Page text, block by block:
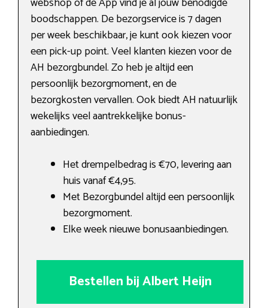
boodschappen. De bezorgservice is 7 dagen
per week beschikbaar, je kunt ook kiezen voor
een pick-up point. Veel klanten kiezen voor de
AH bezorgbundel. Zo heb je altijd een
persoonlijk bezorgmoment, en de
bezorgkosten vervallen. Ook biedt AH natuurlijk
wekelijks veel aantrekkelijke bonus-
aanbiedingen.
Het drempelbedrag is €70, levering aan
huis vanaf €4,95.
Met Bezorgbundel altijd een persoonlijk
bezorgmoment.
Elke week nieuwe bonusaanbiedingen.
Bestellen bij Albert Heijn